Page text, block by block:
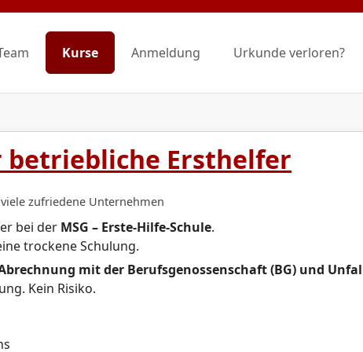
Kurse Anmeldung Urkunde verloren?
betriebliche Ersthelfer
zufriedene Unternehmen
bei der MSG – Erste-Hilfe-Schule.
trockene Schulung.
mit der Berufsgenossenschaft (BG) und
Kein Risiko.